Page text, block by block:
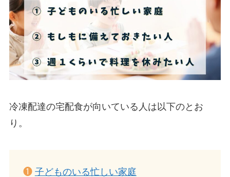
冷凍配達の宅配食が向いている人は以下のとお
り。
❶ 子どものいる忙しい家庭